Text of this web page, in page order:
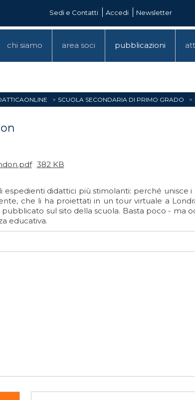
Sedi e Contatti Accedi Newsletter
chi siamo area soci pubblicazioni
SCUOLA SECONDARIA DI PRIMO GRADO
382 KB
didattici più stimolanti: perché unisce i
che li ha proiettati in un tour virtuale a
pubblicato sul sito della scuola. Basta poco - ma
educativa.